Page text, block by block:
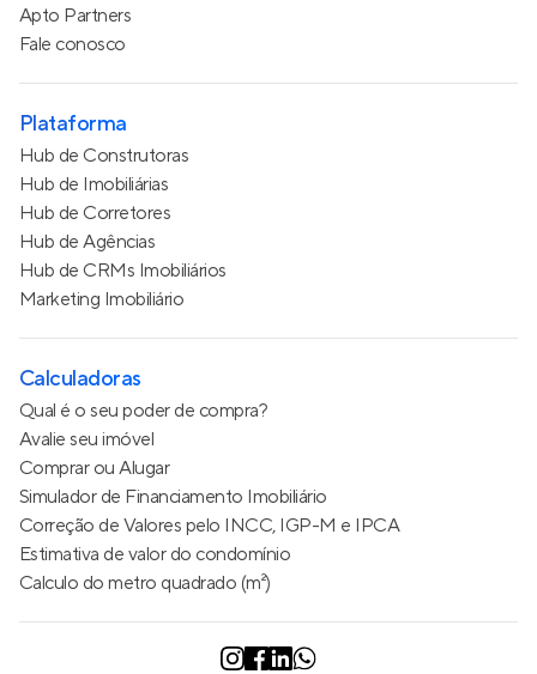
Apto Partners
Fale conosco
Plataforma
Hub de Construtoras
Hub de Imobiliárias
Hub de Corretores
Hub de Agências
Hub de CRMs Imobiliários
Marketing Imobiliário
Calculadoras
Qual é o seu poder de compra?
Avalie seu imóvel
Comprar ou Alugar
Simulador de Financiamento Imobiliário
Correção de Valores pelo INCC, IGP-M e IPCA
Estimativa de valor do condomínio
Calculo do metro quadrado (m²)